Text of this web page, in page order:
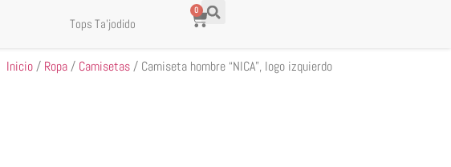
Tops Ta’jodido
0
Inicio/ Ropa/ Camisetas/ Camiseta hombre “NICA”, logo izquierdo